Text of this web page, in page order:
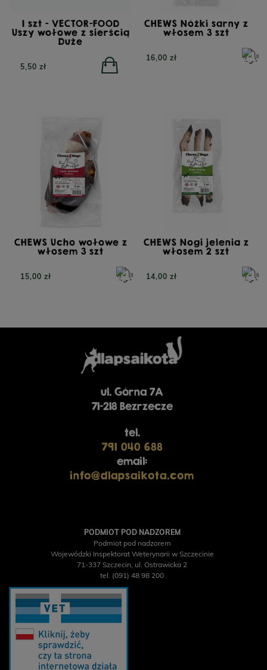
26,90 zł
POWIADOM O
DOSTĘPNOŚCI
23,90 zł
1 szt - VECTOR-FOOD
Uszy wołowe z sierścią
Duże
5,50 zł
CHEWS Nóżki sarny z
włosem 3 szt
16,00 zł
CHEWS Ucho wołowe z
włosem 3 szt
15,00 zł
CHEWS Nogi jelenia z
włosem 2 szt
14,00 zł
ul. Górna 7A
71-218 Bezrzecze
tel.
791 040 688
email:
info@dlapsaikota.com
PODMIOT POD NADZOREM
Podmiot pod nadzorem
Wojewódzki Inspektorat Weterynarii w Szczecinie
71-337 Szczecin, ul. Ostrawicka 2
tel. (091) 48 98 200